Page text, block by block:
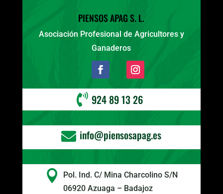
PIENSOS APAG S. L.
Asociación Profesional de Agricultores y
Ganaderos
 924 89 13 26
 info@piensosapag.es

Pol. Ind. C/ Mina Charcolino S/N
06920 Azuaga – Badajoz